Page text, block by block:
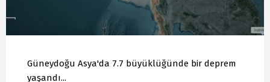
Güneydoğu Asya'da 7.7 büyüklüğünde bir deprem
yaşandı...